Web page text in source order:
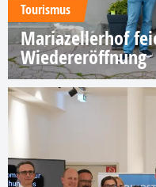
Tourismus
Mariazellerhof
Wiedereröffnung